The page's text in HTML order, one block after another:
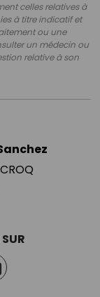
celles relatives à
à titre indicatif et
ou une
un médecin ou
relative à son